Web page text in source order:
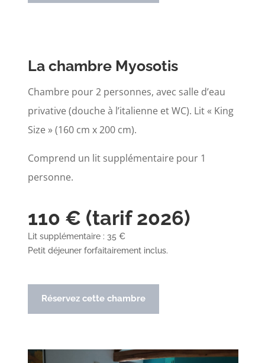
La chambre Myosotis
Chambre pour 2 personnes, avec salle d’eau
privative (douche à l’italienne et WC). Lit « King
Size » (160 cm x 200 cm).
Comprend un lit supplémentaire pour 1
personne.
110 € (tarif 2026)
Lit supplémentaire : 35 €
Petit déjeuner forfaitairement inclus.
Réservez cette chambre